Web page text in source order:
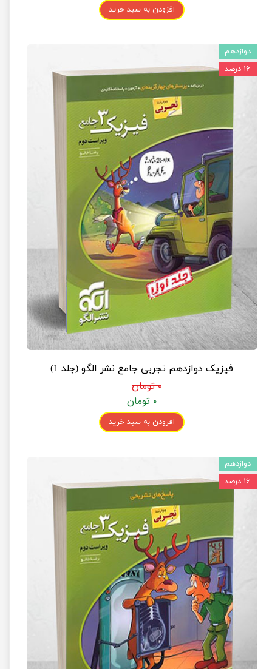
افزودن به سبد خرید
فیزیک دوازدهم تجربی جامع نشر الگو (جلد 1)
۰ تومان
۰ تومان
افزودن به سبد خرید
دوازدهم
۱۶ درصد
دوازدهم
۱۶ درصد